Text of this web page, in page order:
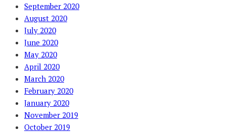
September 2020
August 2020
July 2020
June 2020
May 2020
April 2020
March 2020
February 2020
January 2020
November 2019
October 2019